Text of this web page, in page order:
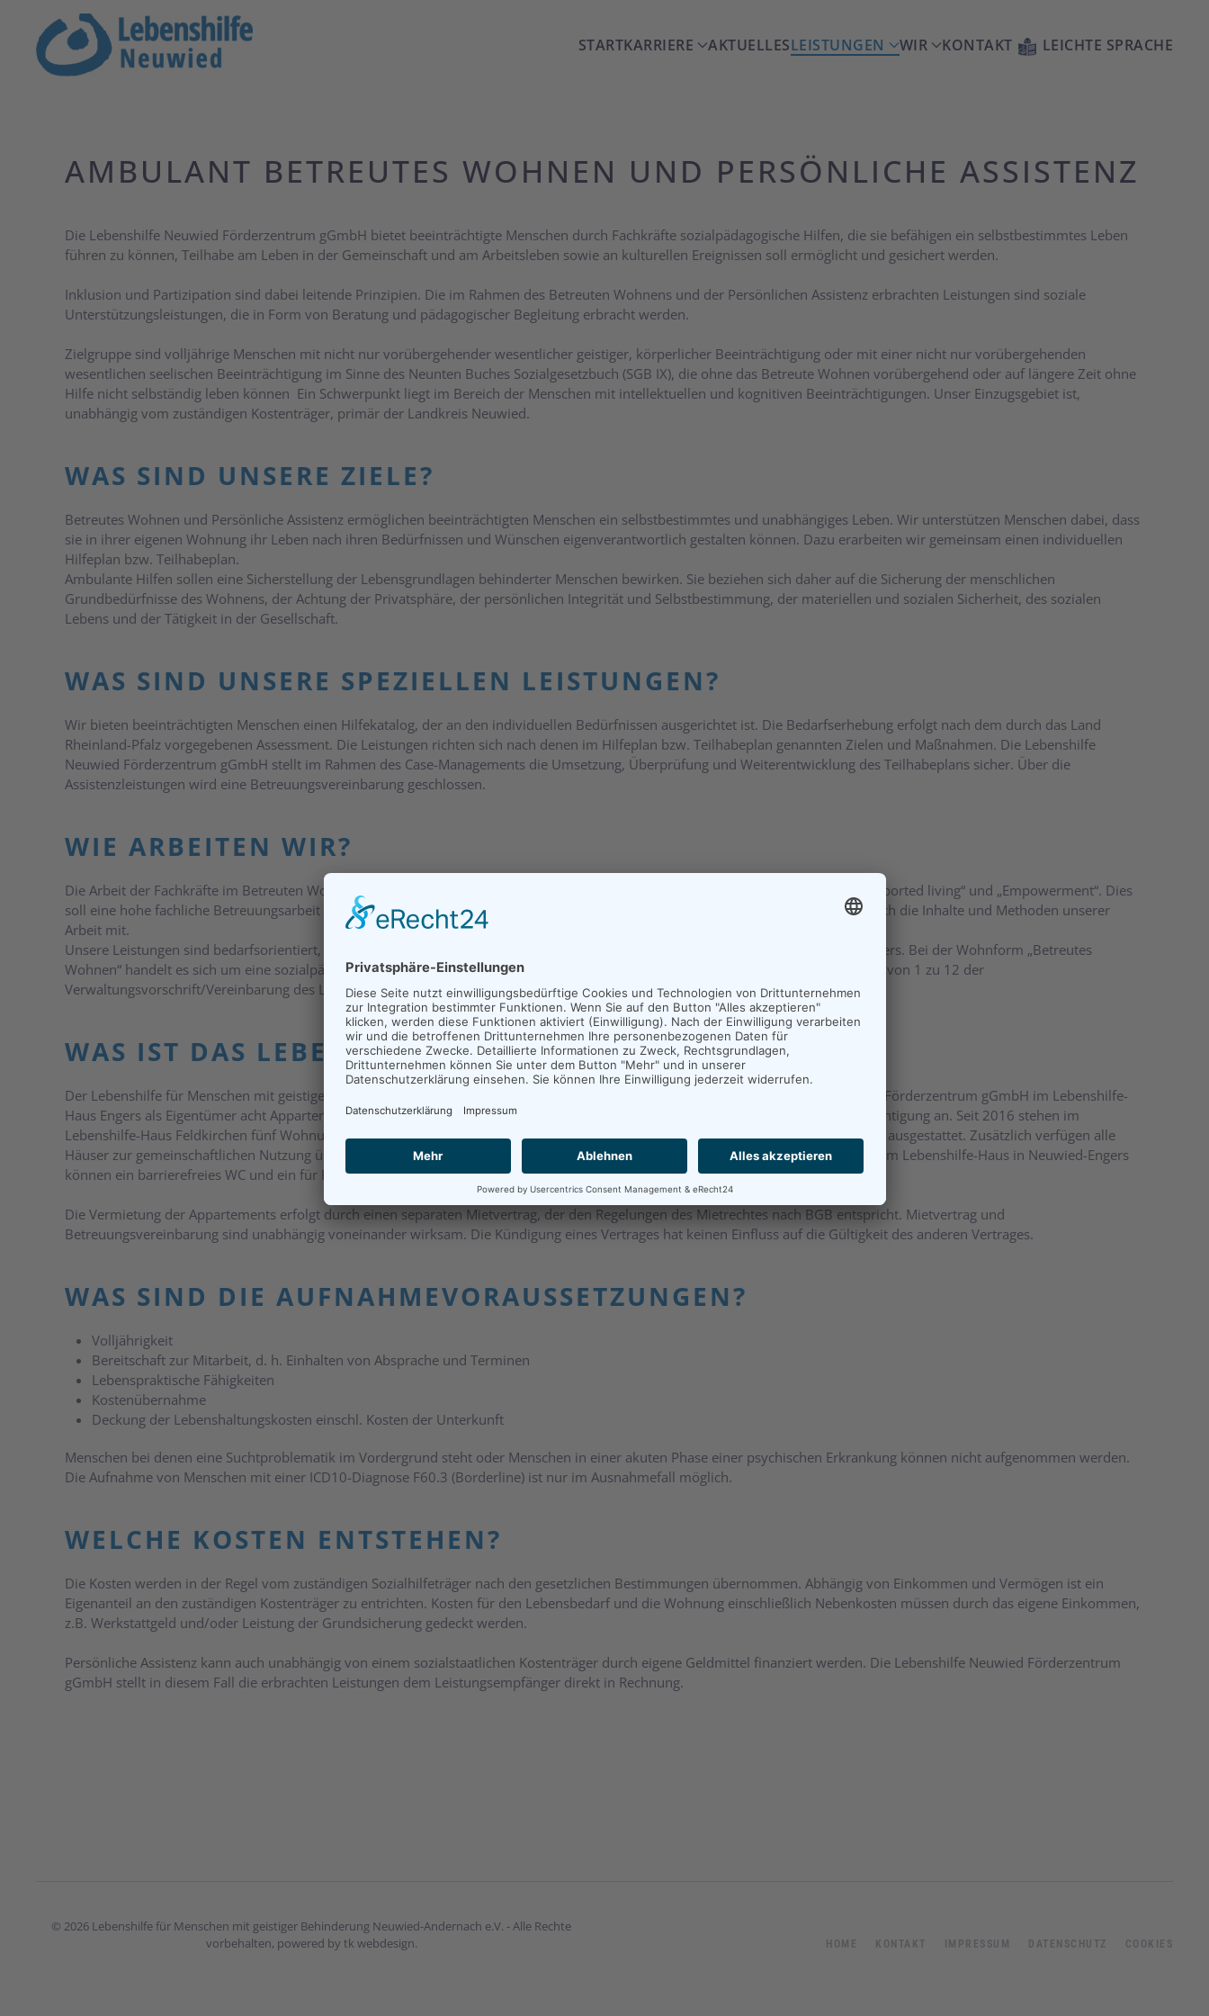
Zum Hauptinhalt springen STARTKARRIERE AKTUELLESLEISTUNGEN WIR KONTAKT LEICHTE SPRACHE
AMBULANT BETREUTES WOHNEN UND PERSÖNLICHE ASSISTENZ
Die Lebenshilfe Neuwied Förderzentrum gGmbH bietet beeinträchtigte Menschen durch Fachkräfte sozialpädagogische Hilfen, die sie befähigen ein selbstbestimmtes Leben
führen zu können, Teilhabe am Leben in der Gemeinschaft und am Arbeitsleben sowie an kulturellen Ereignissen soll ermöglicht und gesichert werden.
Inklusion und Partizipation sind dabei leitende Prinzipien. Die im Rahmen des Betreuten Wohnens und der Persönlichen Assistenz erbrachten Leistungen sind soziale
Unterstützungsleistungen, die in Form von Beratung und pädagogischer Begleitung erbracht werden.
Zielgruppe sind volljährige Menschen mit nicht nur vorübergehender wesentlicher geistiger, körperlicher Beeinträchtigung oder mit einer nicht nur vorübergehenden
wesentlichen seelischen Beeinträchtigung im Sinne des Neunten Buches Sozialgesetzbuch (SGB IX), die ohne das Betreute Wohnen vorübergehend oder auf längere Zeit ohne
Hilfe nicht selbständig leben können Ein Schwerpunkt liegt im Bereich der Menschen mit intellektuellen und kognitiven Beeinträchtigungen. Unser Einzugsgebiet ist,
unabhängig vom zuständigen Kostenträger, primär der Landkreis Neuwied.
WAS SIND UNSERE ZIELE?
Betreutes Wohnen und Persönliche Assistenz ermöglichen beeinträchtigten Menschen ein selbstbestimmtes und unabhängiges Leben. Wir unterstützen Menschen dabei, dass
sie in ihrer eigenen Wohnung ihr Leben nach ihren Bedürfnissen und Wünschen eigenverantwortlich gestalten können. Dazu erarbeiten wir gemeinsam einen individuellen
Hilfeplan bzw. Teilhabeplan.
Ambulante Hilfen sollen eine Sicherstellung der Lebensgrundlagen behinderter Menschen bewirken. Sie beziehen sich daher auf die Sicherung der menschlichen
Grundbedürfnisse des Wohnens, der Achtung der Privatsphäre, der persönlichen Integrität und Selbstbestimmung, der materiellen und sozialen Sicherheit, des sozialen
Lebens und der Tätigkeit in der Gesellschaft.
WAS SIND UNSERE SPEZIELLEN LEISTUNGEN?
Wir bieten beeinträchtigten Menschen einen Hilfekatalog, der an den individuellen Bedürfnissen ausgerichtet ist. Die Bedarfserhebung erfolgt nach dem durch das Land
Rheinland-Pfalz vorgegebenen Assessment. Die Leistungen richten sich nach denen im Hilfeplan bzw. Teilhabeplan genannten Zielen und Maßnahmen. Die Lebenshilfe
Neuwied Förderzentrum gGmbH stellt im Rahmen des Case-Managements die Umsetzung, Überprüfung und Weiterentwicklung des Teilhabeplans sicher. Über die
Assistenzleistungen wird eine Betreuungsvereinbarung geschlossen.
WIE ARBEITEN WIR?
Die Arbeit der Fachkräfte im Betreuten Wohnen ist ausgerichtet an der Methode des Case-Managements und an den Konzepten „Supported living“ und „Empowerment“. Dies
soll eine hohe fachliche Betreuungsarbeit gewährleisten. Mittels der Persönlichen Zukunftsplanung bestimmt unser Kunde maßgeblich die Inhalte und Methoden unserer
Arbeit mit.
Unsere Leistungen sind bedarfsorientiert, zielgerichtet und respektieren das Selbstbestimmungsrecht der Bewohnerin / des Bewohners. Bei der Wohnform „Betreutes
Wohnen“ handelt es sich um eine sozialpädagogische Einzelfallhilfe. Der zeitliche Betreuungsumfang ist durch den Personalschlüssel von 1 zu 12 der
Verwaltungsvorschrift/Vereinbarung des Landes Rheinland-Pfalz vorgegeben.
WAS IST DAS LEBENSHILFE-HAUS?
Der Lebenshilfe für Menschen mit geistiger Behinderung Neuwied-Andernach e. V. bietet als Gesellschafter der Lebenshilfe Neuwied Förderzentrum gGmbH im Lebenshilfe-
Haus Engers als Eigentümer acht Appartements und im Lebenshilfe-Haus Heddesdorf sechs Wohnungen für Menschen mit Beeinträchtigung an. Seit 2016 stehen im
Lebenshilfe-Haus Feldkirchen fünf Wohnungen zur Verfügung. Die Appartements und Wohnungen sind jeweils mit einer Küchenzeile ausgestattet. Zusätzlich verfügen alle
Häuser zur gemeinschaftlichen Nutzung über Gemeinschaftsküchen, Räume mit Waschmaschine und Trockner, sowie einen Garten. Im Lebenshilfe-Haus in Neuwied-Engers
können ein barrierefreies WC und ein für Rollstuhlfahrer geeigneter Duschraum genutzt werden.
Die Vermietung der Appartements erfolgt durch einen separaten Mietvertrag, der den Regelungen des Mietrechtes nach BGB entspricht. Mietvertrag und
Betreuungsvereinbarung sind unabhängig voneinander wirksam. Die Kündigung eines Vertrages hat keinen Einfluss auf die Gültigkeit des anderen Vertrages.
WAS SIND DIE AUFNAHMEVORAUSSETZUNGEN?
Volljährigkeit
Bereitschaft zur Mitarbeit, d. h. Einhalten von Absprache und Terminen
Lebenspraktische Fähigkeiten
Kostenübernahme
Deckung der Lebenshaltungskosten einschl. Kosten der Unterkunft
Menschen bei denen eine Suchtproblematik im Vordergrund steht oder Menschen in einer akuten Phase einer psychischen Erkrankung können nicht aufgenommen werden.
Die Aufnahme von Menschen mit einer ICD10-Diagnose F60.3 (Borderline) ist nur im Ausnahmefall möglich.
WELCHE KOSTEN ENTSTEHEN?
Die Kosten werden in der Regel vom zuständigen Sozialhilfeträger nach den gesetzlichen Bestimmungen übernommen. Abhängig von Einkommen und Vermögen ist ein
Eigenanteil an den zuständigen Kostenträger zu entrichten. Kosten für den Lebensbedarf und die Wohnung einschließlich Nebenkosten müssen durch das eigene Einkommen,
z.B. Werkstattgeld und/oder Leistung der Grundsicherung gedeckt werden.
Persönliche Assistenz kann auch unabhängig von einem sozialstaatlichen Kostenträger durch eigene Geldmittel finanziert werden. Die Lebenshilfe Neuwied Förderzentrum
gGmbH stellt in diesem Fall die erbrachten Leistungen dem Leistungsempfänger direkt in Rechnung.
© 2026 Lebenshilfe für Menschen mit geistiger Behinderung Neuwied-Andernach e.V. - Alle Rechte
vorbehalten, powered by tk webdesign. HOME KONTAKT IMPRESSUM DATENSCHUTZ COOKIES